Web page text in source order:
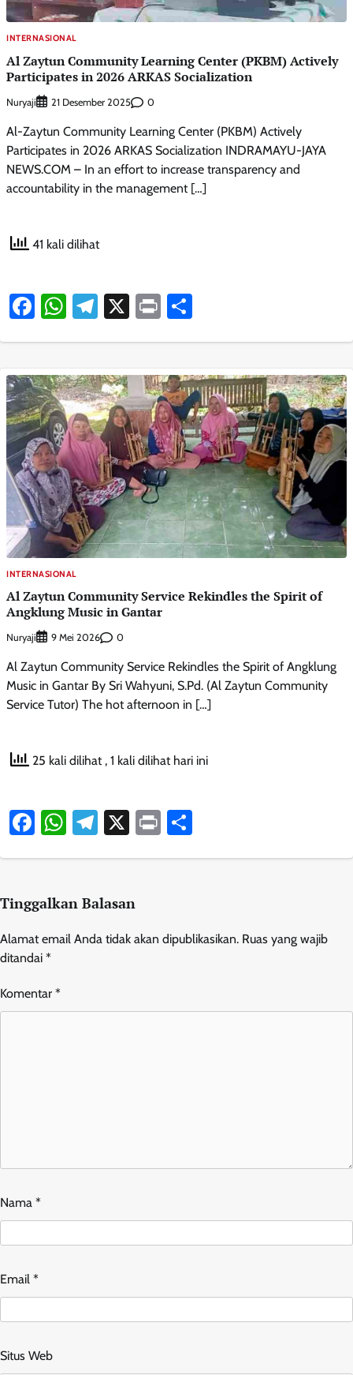
INTERNASIONAL
Al Zaytun Community Learning Center (PKBM) Actively
Participates in 2026 ARKAS Socialization
Nuryaji 21 Desember 2025 0
Al-Zaytun Community Learning Center (PKBM) Actively
Participates in 2026 ARKAS Socialization INDRAMAYU-JAYA
NEWS.COM – In an effort to increase transparency and
accountability in the management […]
41 kali dilihat
Facebook
WhatsApp
Telegram
X Print
INTERNASIONAL
Al Zaytun Community Service Rekindles the Spirit of
Angklung Music in Gantar
Nuryaji 9 Mei 2026 0
Al Zaytun Community Service Rekindles the Spirit of Angklung
Music in Gantar By Sri Wahyuni, S.Pd. (Al Zaytun Community
Service Tutor) The hot afternoon in […]
25 kali dilihat , 1 kali dilihat hari ini
Facebook
WhatsApp
Telegram
X Print
Tinggalkan Balasan
Alamat email Anda tidak akan dipublikasikan. Ruas yang wajib
ditandai *
Komentar *
Nama *
Email *
Situs Web